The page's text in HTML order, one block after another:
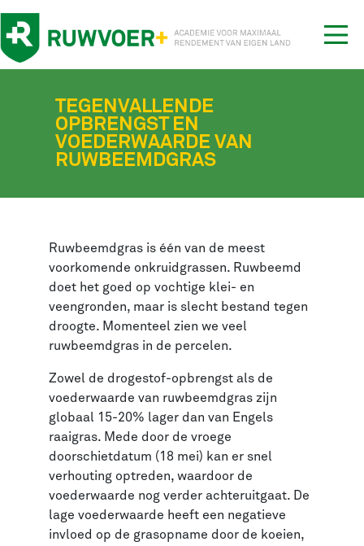
TEGENVALLENDE
OPBRENGST EN
VOEDERWAARDE VAN
RUWBEEMDGRAS
Ruwbeemdgras is één van de meest
voorkomende onkruidgrassen. Ruwbeemd
doet het goed op vochtige klei- en
veengronden, maar is slecht bestand tegen
droogte. Momenteel zien we veel
ruwbeemdgras in de percelen.
Zowel de drogestof-opbrengst als de
voederwaarde van ruwbeemdgras zijn
globaal 15-20% lager dan van Engels
raaigras. Mede door de vroege
doorschietdatum (18 mei) kan er snel
verhouting optreden, waardoor de
voederwaarde nog verder achteruitgaat. De
lage voederwaarde heeft een negatieve
invloed op de grasopname door de koeien,